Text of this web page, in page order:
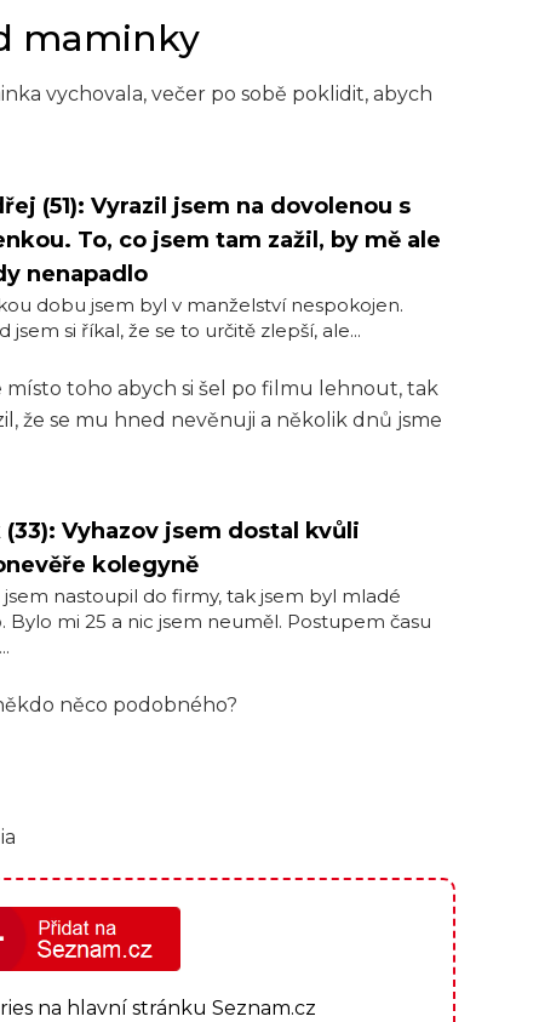
maminky
vychovala, večer po sobě poklidit, abych
(51): Vyrazil jsem na dovolenou s
To, co jsem tam zažil, by mě ale
nenapadlo
dobu jsem byl v manželství nespokojen.
jsem si říkal, že se to určitě zlepší, ale...
toho abych si šel po filmu lehnout, tak
že se mu hned nevěnuji a několik dnů jsme
(33): Vyhazov jsem dostal kvůli
kolegyně
jsem nastoupil do firmy, tak jsem byl mladé
Bylo mi 25 a nic jsem neuměl. Postupem času
něco podobného?
na hlavní stránku Seznam.cz